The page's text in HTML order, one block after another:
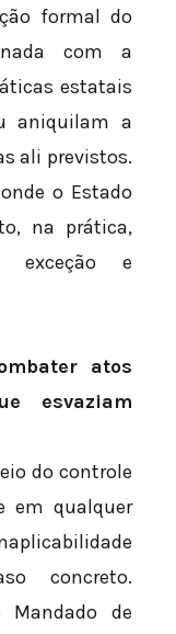
formal do
com a
estatais
aniquilam a
ali previstos.
o Estado
na prática,
exceção e
atos
esvaziam
do controle
em qualquer
concreto.
Mandado de